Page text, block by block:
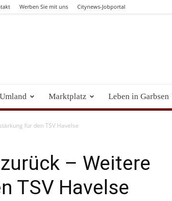
Werben Sie mit uns Citynews-Jobportal
Umland Marktplatz Leben in Garbsen
für den TSV Havelse
– Weitere
TSV Havelse